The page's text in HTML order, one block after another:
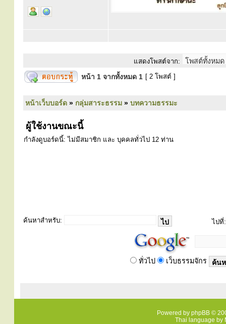
แสดงโพสต์จาก:
หน้า 1 จากทั้งหมด 1 [ 2 โพสต์ ]
หน้าเว็บบอร์ด » กลุ่มสาระธรรม » บทความธรรมะ
ผู้ใช้งานขณะนี้
กำลังดูบอร์ดนี้: ไม่มีสมาชิก และ บุคคลทั่วไป 12 ท่าน
ค้นหาสำหรับ: ไปที่:
ทั่วไป เว็บธรรมจักร
Powered by phpBB ©
Thai language by